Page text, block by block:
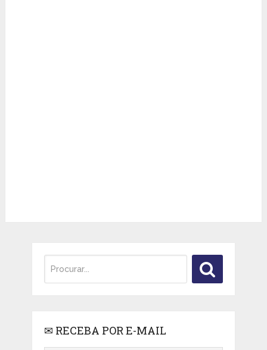
✉ RECEBA POR E-MAIL